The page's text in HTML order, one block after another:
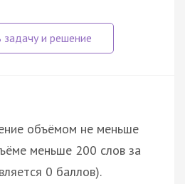
объёмом не меньше
меньше 200 слов за
0 баллов).